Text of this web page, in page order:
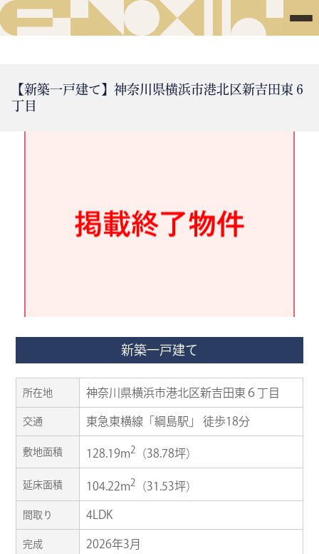
【新築一戸建て】神奈川県横浜市港北区新吉田東６
丁目
新築一戸建て
所在地 神奈川県横浜市港北区新吉田東６丁目
交通 東急東横線「綱島駅」 徒歩18分
敷地面積 128.19m2 （38.78坪）
延床面積 104.22m2 （31.53坪）
間取り 4LDK
完成 2026年3月